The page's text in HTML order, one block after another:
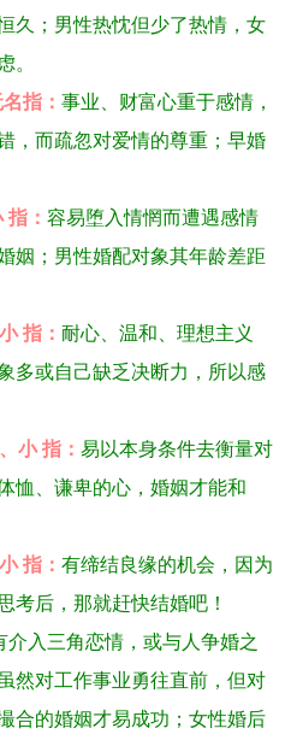
久；男性热忱但少了热情，女
。
指：事业、财富心重于感情，
，而疏忽对爱情的尊重；早婚
指：容易堕入情惘而遭遇感情
姻；男性婚配对象其年龄差距
指：耐心、温和、理想主义
多或自己缺乏决断力，所以感
小 指：易以本身条件去衡量对
恤、谦卑的心，婚姻才能和
指：有缔结良缘的机会，因为
考后，那就赶快结婚吧！
介入三角恋情，或与人争婚之
然对工作事业勇往直前，但对
合的婚姻才易成功；女性婚后